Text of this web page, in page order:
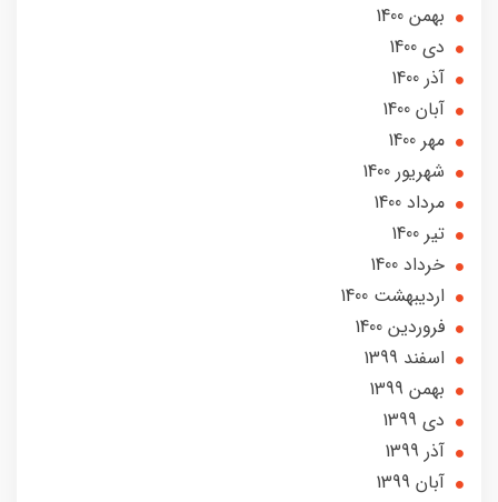
بهمن 1400
دی 1400
آذر 1400
آبان 1400
مهر 1400
شهریور 1400
مرداد 1400
تير 1400
خرداد 1400
ارديبهشت 1400
فروردین 1400
اسفند 1399
بهمن 1399
دی 1399
آذر 1399
آبان 1399